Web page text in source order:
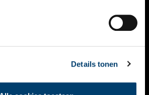
Details tonen